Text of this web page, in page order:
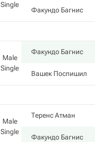
Single
Факундо Багнис
Male
Single
Факундо Багнис
Вашек Поспишил
Male
Single
Теренс Атман
Факундо Багнис